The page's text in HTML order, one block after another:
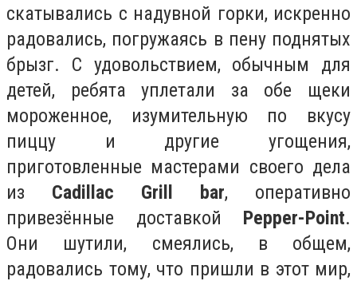
скатывались с надувной горки, искренно
радовались, погружаясь в пену поднятых
брызг. С удовольствием, обычным для
детей, ребята уплетали за обе щеки
мороженное, изумительную по вкусу
пиццу и другие угощения,
приготовленные мастерами своего дела
из Cadillac Grill bar, оперативно
привезённые доставкой Pepper-Point.
Они шутили, смеялись, в общем,
радовались тому, что пришли в этот мир,